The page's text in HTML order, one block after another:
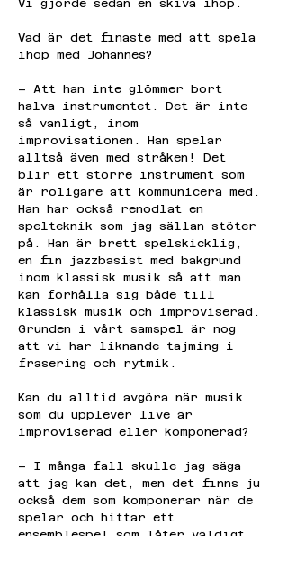
Vi gjorde sedan en skiva ihop.
Vad är det finaste med att spela
ihop med Johannes?
– Att han inte glömmer bort
halva instrumentet. Det är inte
så vanligt, inom
improvisationen. Han spelar
alltså även med stråken! Det
blir ett större instrument som
är roligare att kommunicera med.
Han har också renodlat en
spelteknik som jag sällan stöter
på. Han är brett spelskicklig,
en fin jazzbasist med bakgrund
inom klassisk musik så att man
kan förhålla sig både till
klassisk musik och improviserad.
Grunden i vårt samspel är nog
att vi har liknande tajming i
frasering och rytmik.
Kan du alltid avgöra när musik
som du upplever live är
improviserad eller komponerad?
– I många fall skulle jag säga
att jag kan det, men det finns ju
också dem som komponerar när de
spelar och hittar ett
ensemblespel som låter väldigt